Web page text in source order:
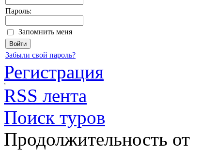
Пароль:
Запомнить меня
Забыли свой пароль?
Регистрация
RSS лента
Поиск туров
Продолжительность от